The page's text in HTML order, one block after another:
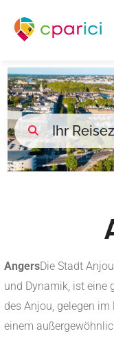
AngersDie Stadt
und Dynamik, ist eine
des Anjou, gelegen im
einem